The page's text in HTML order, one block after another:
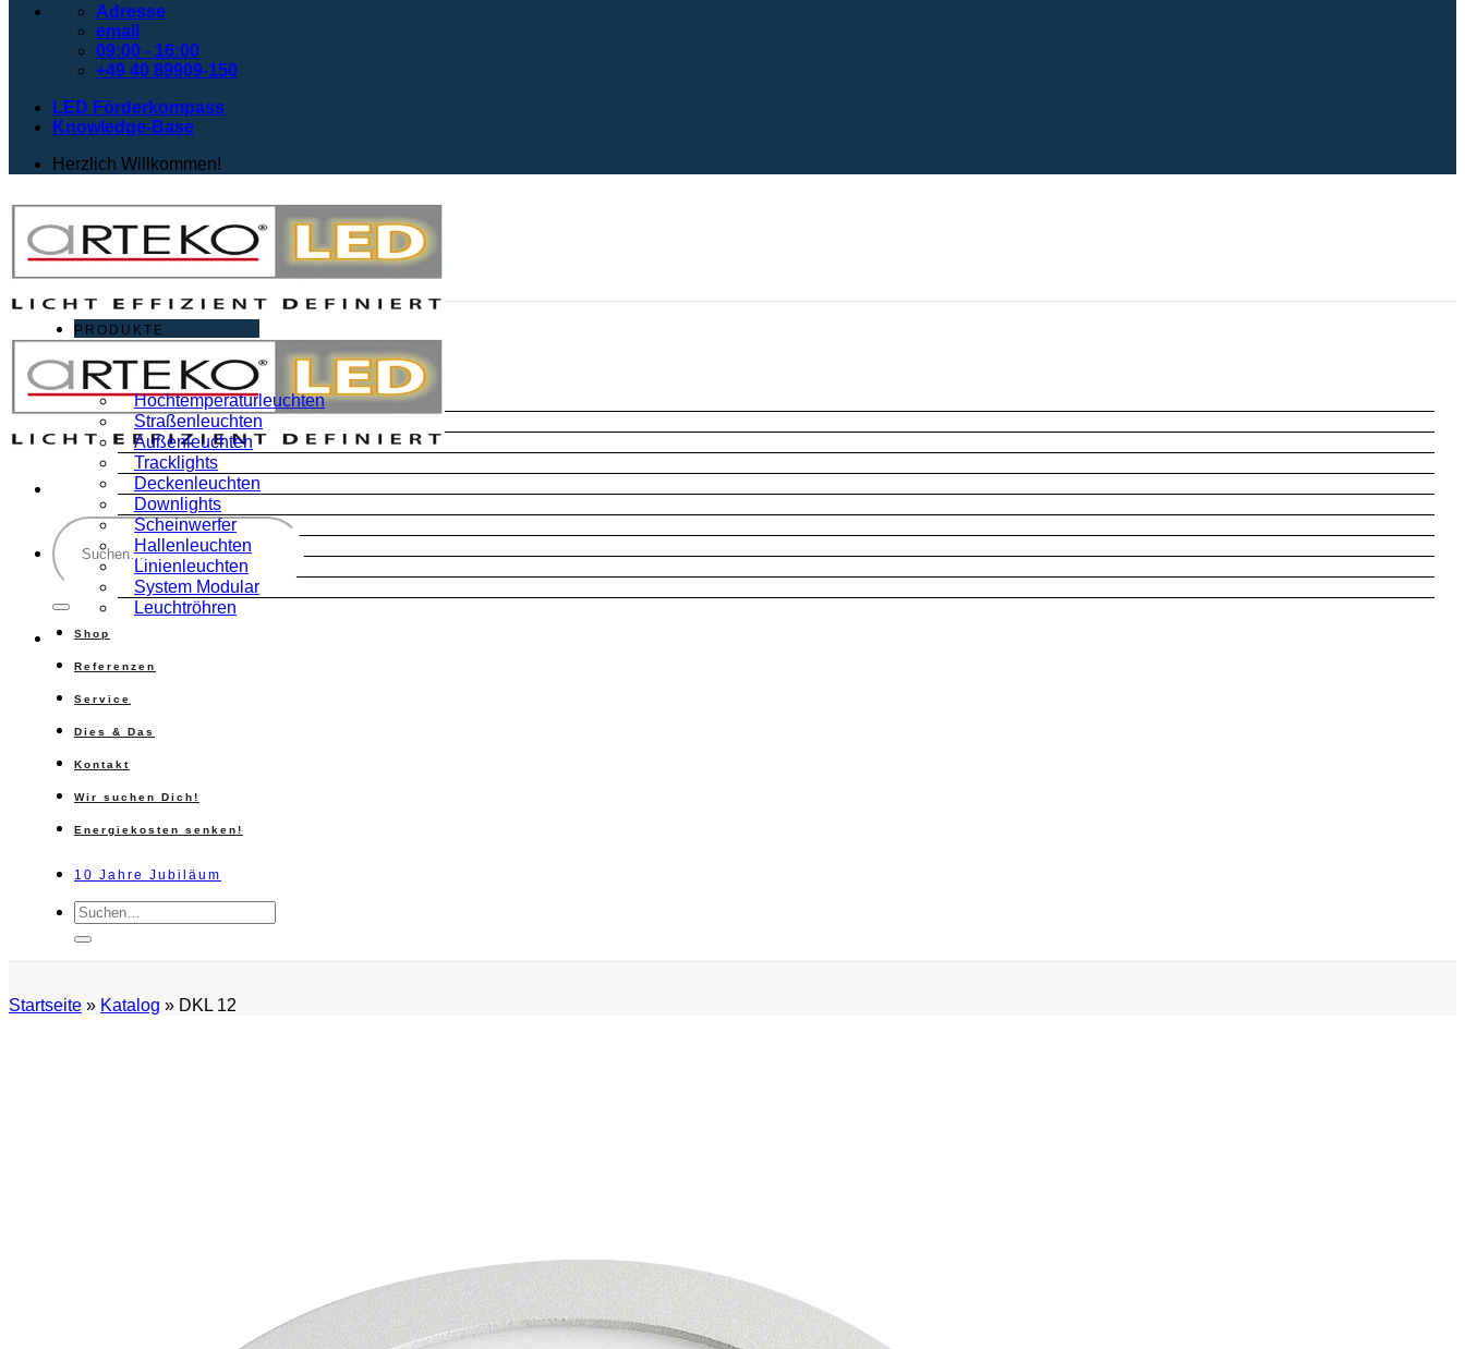
Adresse
email
09:00 - 16:00
+49 40 89909-150
LED Förderkompass
Knowledge-Base
Herzlich Willkommen!
Suche
nach:
PRODUKTE
Hochtemperaturleuchten
Straßenleuchten
Außenleuchten
Tracklights
Deckenleuchten
Downlights
Scheinwerfer
Hallenleuchten
Linienleuchten
System Modular
Leuchtröhren
Shop
Referenzen
Service
Dies & Das
Kontakt
Wir suchen Dich!
Energiekosten senken!
10 Jahre Jubiläum
Suche
nach:
Startseite » Katalog » DKL 12